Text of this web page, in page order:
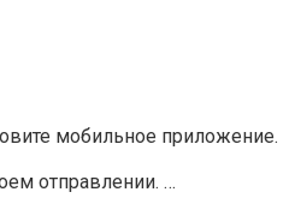
мобильное приложение.
отправлении. …